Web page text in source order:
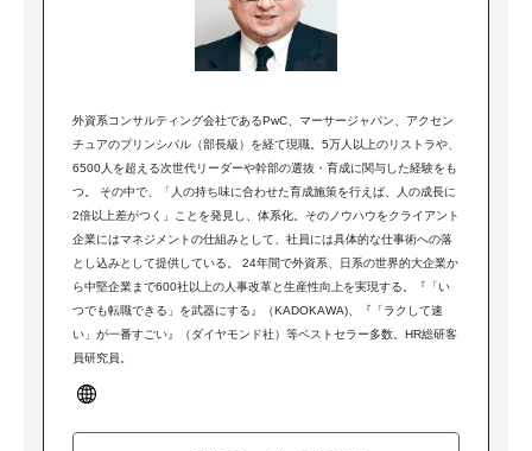
外資系コンサルティング会社であるPwC、マーサージャパン、アクセン
チュアのプリンシパル（部長級）を経て現職。5万人以上のリストラや、
6500人を超える次世代リーダーや幹部の選抜・育成に関与した経験をも
つ。 その中で、「人の持ち味に合わせた育成施策を行えば、人の成長に
2倍以上差がつく」ことを発見し、体系化。そのノウハウをクライアント
企業にはマネジメントの仕組みとして、社員には具体的な仕事術への落
とし込みとして提供している。 24年間で外資系、日系の世界的大企業か
ら中堅企業まで600社以上の人事改革と生産性向上を実現する。『「い
つでも転職できる」を武器にする』（KADOKAWA)、『「ラクして速
い」が一番すごい』（ダイヤモンド社）等ベストセラー多数。HR総研客
員研究員。